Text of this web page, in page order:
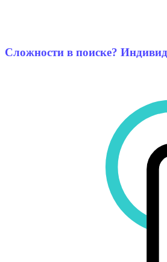
Сложности в поиске?